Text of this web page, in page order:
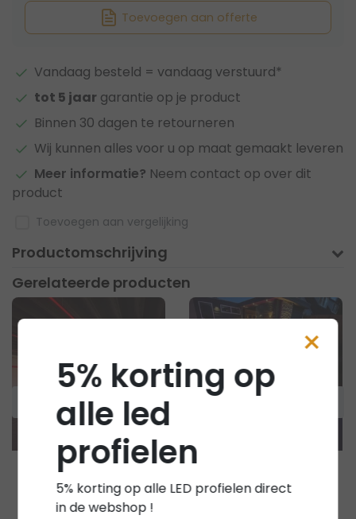
Toevoegen aan offerte
Vandaag besteld = vandaag verstuurd*
tot 5 jaar garantie op je product
Binnen 30 dagen te retourneren
Wij kunnen alles voor u op maat gemaakt leveren
Meer informatie? Neem contact op over dit
product
Toevoegen aan vergelijking
Productomschrijving
Gerelateerde producten
Luksus LED strips
Pro RGBWW - 2700K
LED strip 10mm
Waterdichte
×
5% korting op
alle led
profielen
5% korting op alle LED profielen direct
in de webshop !